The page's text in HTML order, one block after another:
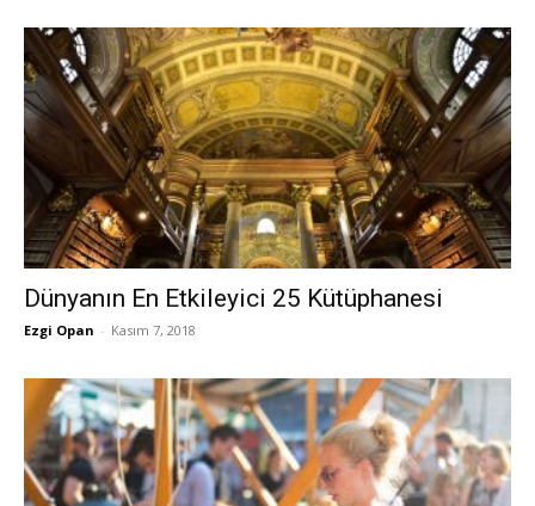
Dünyanın En Etkileyici 25 Kütüphanesi
Ezgi Opan - Kasım 7, 2018